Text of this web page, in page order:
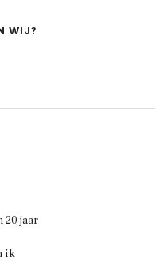
WIJ?
20 jaar
ik